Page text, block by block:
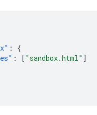
:
{
: [ "sandbox.html" ]